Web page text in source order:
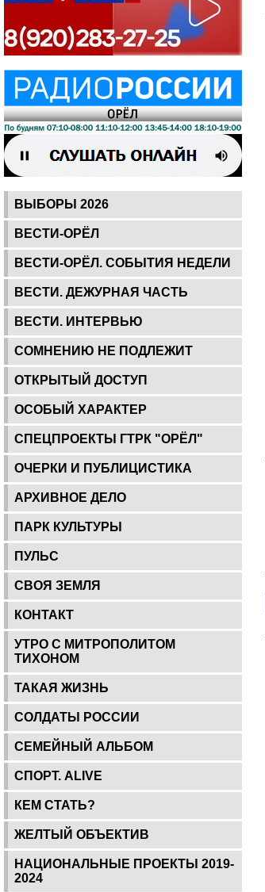
ВЫБОРЫ 2026
ВЕСТИ-ОРЁЛ
ВЕСТИ-ОРЁЛ. СОБЫТИЯ НЕДЕЛИ
ВЕСТИ. ДЕЖУРНАЯ ЧАСТЬ
ВЕСТИ. ИНТЕРВЬЮ
СОМНЕНИЮ НЕ ПОДЛЕЖИТ
ОТКРЫТЫЙ ДОСТУП
ОСОБЫЙ ХАРАКТЕР
СПЕЦПРОЕКТЫ ГТРК "ОРЁЛ"
ОЧЕРКИ И ПУБЛИЦИСТИКА
АРХИВНОЕ ДЕЛО
ПАРК КУЛЬТУРЫ
ПУЛЬС
СВОЯ ЗЕМЛЯ
КОНТАКТ
УТРО С МИТРОПОЛИТОМ
ТИХОНОМ
ТАКАЯ ЖИЗНЬ
СОЛДАТЫ РОССИИ
СЕМЕЙНЫЙ АЛЬБОМ
СПОРТ. ALIVE
КЕМ СТАТЬ?
ЖЕЛТЫЙ ОБЪЕКТИВ
НАЦИОНАЛЬНЫЕ ПРОЕКТЫ 2019-
2024